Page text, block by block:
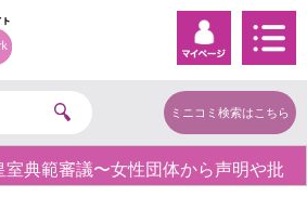
ミニコミ検索はこちら
室典範審議〜女性団体から声明や批